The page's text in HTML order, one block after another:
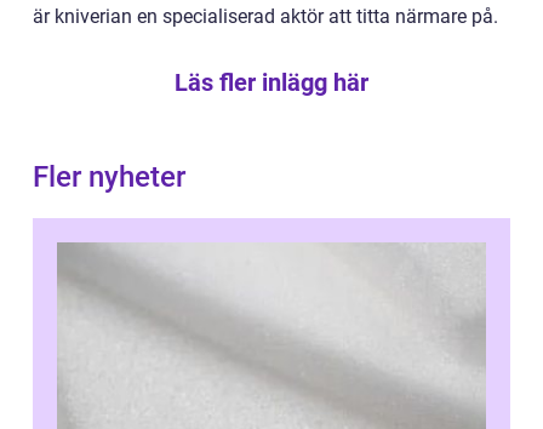
är kniverian en specialiserad aktör att titta närmare på.
Läs fler inlägg här
Fler nyheter